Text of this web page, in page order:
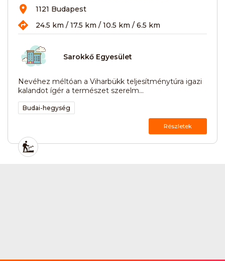
1121 Budapest
24.5 km / 17.5 km / 10.5 km / 6.5 km
Sarokkő Egyesület
Nevéhez méltóan a Viharbükk teljesítménytúra igazi
kalandot ígér a természet szerelm...
Budai-hegység
Részletek